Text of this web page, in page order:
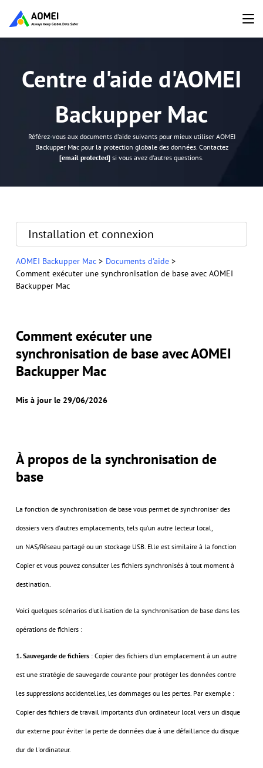
Centre d'aide d'AOMEI
Backupper Mac
Référez-vous aux documents d'aide suivants pour mieux utiliser AOMEI
Backupper Mac pour la protection globale des données. Contactez
[email protected] si vous avez d'autres questions.
Installation et connexion
AOMEI Backupper Mac> Documents d'aide>
Comment exécuter une synchronisation de base avec AOMEI
Backupper Mac
Comment exécuter une
synchronisation de base avec AOMEI
Backupper Mac
Mis à jour le 29/06/2026
À propos de la synchronisation de
base
La fonction de synchronisation de base vous permet de synchroniser des
dossiers vers d'autres emplacements, tels qu'un autre lecteur local,
un NAS/Réseau partagé ou un stockage USB. Elle est similaire à la fonction
Copier et vous pouvez consulter les fichiers synchronisés à tout moment à
destination.
Voici quelques scénarios d'utilisation de la synchronisation de base dans les
opérations de fichiers :
1. Sauvegarde de fichiers: Copier des fichiers d'un emplacement à un autre
est une stratégie de sauvegarde courante pour protéger les données contre
les suppressions accidentelles, les dommages ou les pertes. Par exemple :
Copier des fichiers de travail importants d'un ordinateur local vers un disque
dur externe pour éviter la perte de données due à une défaillance du disque
dur de l'ordinateur.